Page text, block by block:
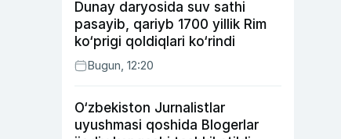
Dunay daryosida suv sathi
pasayib, qariyb 1700 yillik Rim
ko‘prigi qoldiqlari ko‘rindi
Bugun, 12:20
O‘zbekiston Jurnalistlar
uyushmasi qoshida Blogerlar